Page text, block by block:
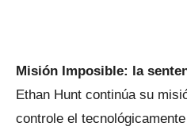
Misión Imposible: la
Ethan Hunt continúa su
controle el